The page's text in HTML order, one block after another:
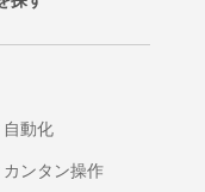
自動化
カンタン操作